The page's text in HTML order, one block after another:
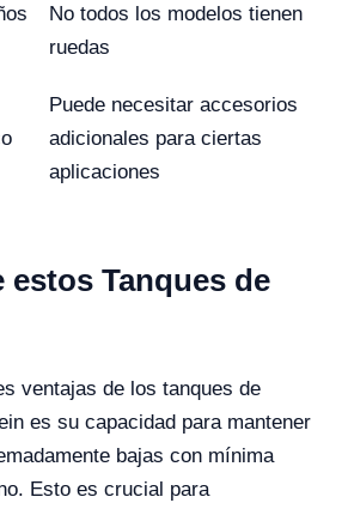
No todos los modelos tienen
ruedas
Puede necesitar accesorios
adicionales para ciertas
aplicaciones
estos Tanques de
ventajas de los tanques de
es su capacidad para mantener
bajas con mínima
Esto es crucial para